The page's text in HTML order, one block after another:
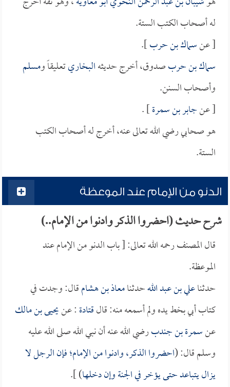
له أصحاب الكتب الستة.
[ عنسماك بن حرب].
سماك بن حربصدوق، أخرج حديثهالبخاريتعليقاً ومسلم
وأصحاب السنن.
[ عنجابر بن سمرة] .
هو صحابي رضي الله تعالى عنه، أخرج له أصحاب الكتب
الستة.
الدنو من الإمام عند الموعظة
شرح حديث (احضروا الذكر وادنوا من الإمام..)
قال المصنف رحمه الله تعالى: [ باب الدنو من الإمام عند
الموعظة.
حدثناعلي بن عبد اللهحدثنامعاذ بن هشامقال: وجدت في
كتاب أبي بخط يده ولم أسمعه منه: قالقتادة: عنيحيى بن مالك
عنسمرة بن جندبرضي الله عنه أن نبي الله صلى الله عليه
وسلم قال: (احضروا الذكر، وادنوا من الإمام؛ فإن الرجل لا
يزال يتباعد حتى يؤخر في الجنة وإن دخلها) ].